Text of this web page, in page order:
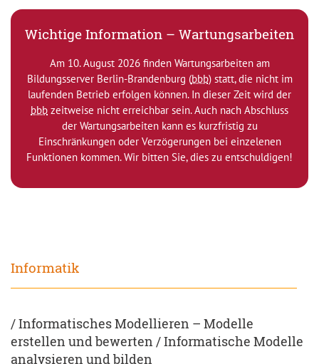
Wichtige Information – Wartungsarbeiten
Am 10. August 2026 finden Wartungsarbeiten am
Bildungsserver Berlin-Brandenburg (bbb) statt, die nicht im
laufenden Betrieb erfolgen können. In dieser Zeit wird der
bbb zeitweise nicht erreichbar sein. Auch nach Abschluss
der Wartungsarbeiten kann es kurzfristig zu
Einschränkungen oder Verzögerungen bei einzelenen
Funktionen kommen. Wir bitten Sie, dies zu entschuldigen!
Informatik
/ Informatisches Modellieren – Modelle
erstellen und bewerten / Informatische Modelle
analysieren und bilden